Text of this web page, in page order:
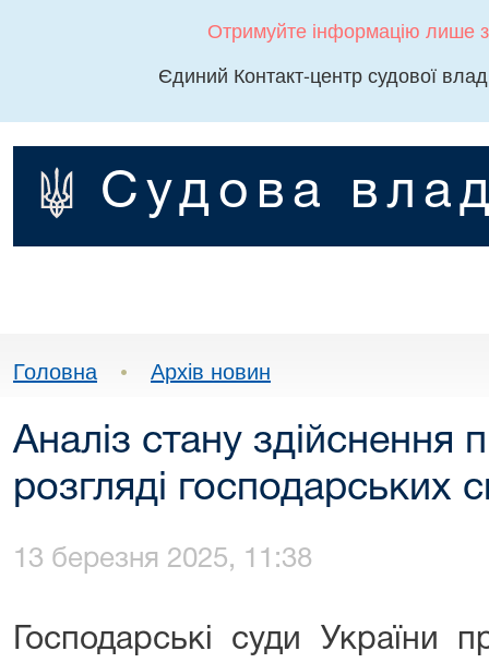
Отримуйте інформацію лише
Єдиний Контакт-центр судової
Судова
Головна • Архів новин
Аналіз стану здійснення
розгляді господарських
13 березня 2025, 11:38
Господарські суди України